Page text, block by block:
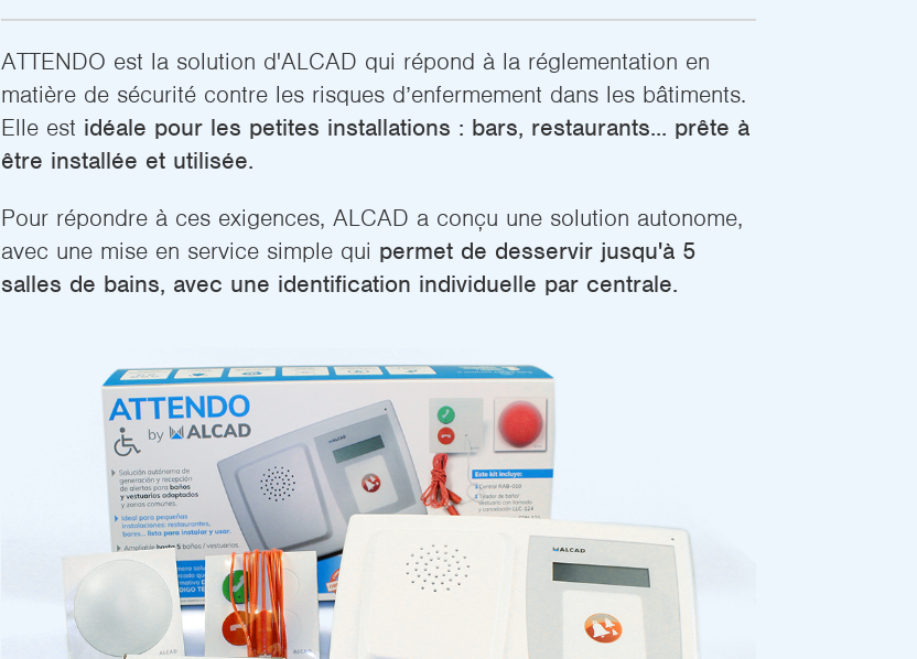
ATTENDO est la solution d'ALCAD qui répond à la réglementation en
matière de sécurité contre les risques d’enfermement dans les bâtiments.
Elle est idéale pour les petites installations : bars, restaurants... prête à
être installée et utilisée.
Pour répondre à ces exigences, ALCAD a conçu une solution autonome,
avec une mise en service simple qui permet de desservir jusqu'à 5
salles de bains, avec une identification individuelle par centrale.